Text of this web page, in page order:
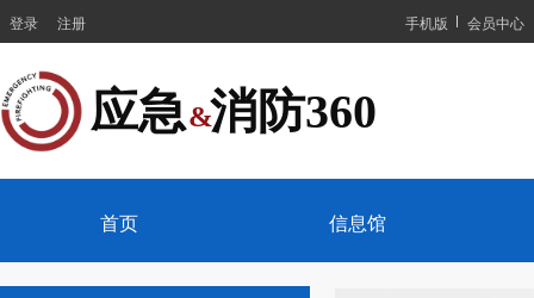
登录 注册 手机版 会员中心
应急  消防360
&
首页 信息馆